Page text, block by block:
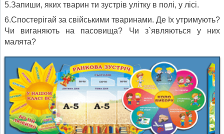
5.Запиши, яких тварин ти зустрів улітку в полі, у лісі.
6.Спостерігай за свійськими тваринами. Де їх утримують?
Чи виганяють на пасовища? Чи з`являються у них
малята?